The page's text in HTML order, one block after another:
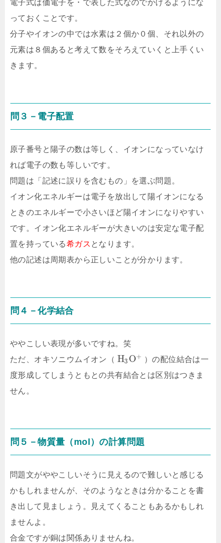
電子式は価電子を・で表した式なのでかけるようにな
っておくことです。
分子やイオンの中では水素は２個か０個、それ以外の
元素は８個あると考えて数をそろえていくと上手くい
きます。
問３－電子配置
原子番号と陽子の数は等しく、イオンになっていなけ
れば電子の数も等しいです。
問題は「記述に誤りを含むもの」を選ぶ問題。
イオン化エネルギーは電子を放出して陽イオンになる
ときのエネルギーで小さいほど陽イオンになりやすい
です。イオン化エネルギーが大きいのは安定な電子配
置を持っている希ガス となります。
他の記述は周期表から正しいことが分かります。
問４－化学結合
ややこしい表現が多いですね。笑
ただ、オキソニウムイオン（ H3O+ ）の配位結合は一
度形成してしまうともとの共有結合とは区別はつきま
せん。
問５－物質量（mol）の計算問題
問題文がややこしいそうに見えるので難しいと感じる
かもしれませんが、そのようなときは分かることを書
き出して見ましょう。見えてくることもあるかもしれ
ませんよ。
合金ですが銅は関係ありませんね。